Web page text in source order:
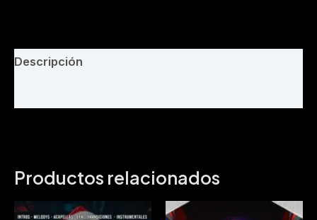
147
Bpm
Descripción
Productos relacionados